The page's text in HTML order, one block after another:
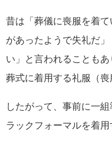
昔は「葬儀に喪服を着
があったようで失礼だ
い」と言われることも
葬式に着用する礼服（喪
したがって、事前に一
ラックフォーマルを着用